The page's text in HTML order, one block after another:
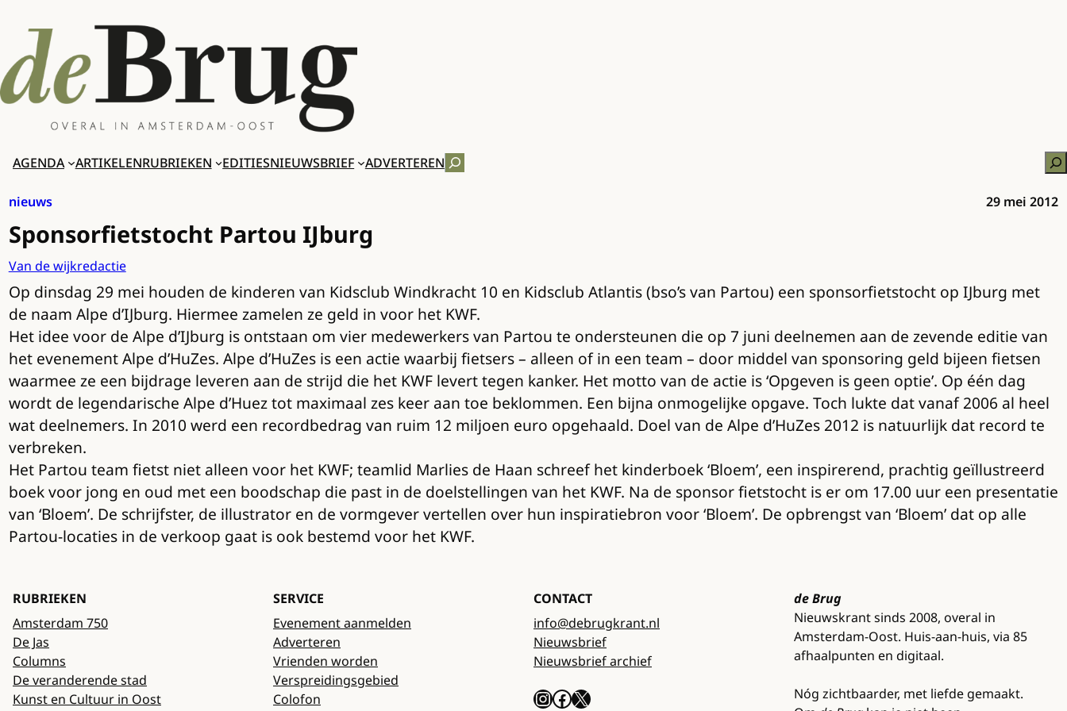
naar
inhoud
AGENDA ARTIKELENRUBRIEKEN EDITIESNIEUWSBRIEF ADVERTERENZOEKEN
nieuws 29 mei 2012
Sponsorfietstocht Partou IJburg
Van de wijkredactie
Op dinsdag 29 mei houden de kinderen van Kidsclub Windkracht 10 en Kidsclub Atlantis (bso’s van Partou) een sponsorfietstocht op IJburg met
de naam Alpe d’IJburg. Hiermee zamelen ze geld in voor het KWF.
Het idee voor de Alpe d’IJburg is ontstaan om vier medewerkers van Partou te ondersteunen die op 7 juni deelnemen aan de zevende editie van
het evenement Alpe d’HuZes. Alpe d’HuZes is een actie waarbij fietsers – alleen of in een team – door middel van sponsoring geld bijeen fietsen
waarmee ze een bijdrage leveren aan de strijd die het KWF levert tegen kanker. Het motto van de actie is ‘Opgeven is geen optie’. Op één dag
wordt de legendarische Alpe d’Huez tot maximaal zes keer aan toe beklommen. Een bijna onmogelijke opgave. Toch lukte dat vanaf 2006 al heel
wat deelnemers. In 2010 werd een recordbedrag van ruim 12 miljoen euro opgehaald. Doel van de Alpe d’HuZes 2012 is natuurlijk dat record te
verbreken.
Het Partou team fietst niet alleen voor het KWF; teamlid Marlies de Haan schreef het kinderboek ‘Bloem’, een inspirerend, prachtig geïllustreerd
boek voor jong en oud met een boodschap die past in de doelstellingen van het KWF. Na de sponsor fietstocht is er om 17.00 uur een presentatie
van ‘Bloem’. De schrijfster, de illustrator en de vormgever vertellen over hun inspiratiebron voor ‘Bloem’. De opbrengst van ‘Bloem’ dat op alle
Partou-locaties in de verkoop gaat is ook bestemd voor het KWF.
RUBRIEKEN
Amsterdam 750
De Jas
Columns
De veranderende stad
Kunst en Cultuur in Oost
SERVICE
Evenement aanmelden
Adverteren
Vrienden worden
Verspreidingsgebied
Colofon
CONTACT
info@debrugkrant.nl
Nieuwsbrief
Nieuwsbrief archief
InstagramFacebook X
de Brug
Nieuwskrant sinds 2008, overal in
Amsterdam-Oost. Huis-aan-huis, via 85
afhaalpunten en digitaal.
Nóg zichtbaarder, met liefde gemaakt.